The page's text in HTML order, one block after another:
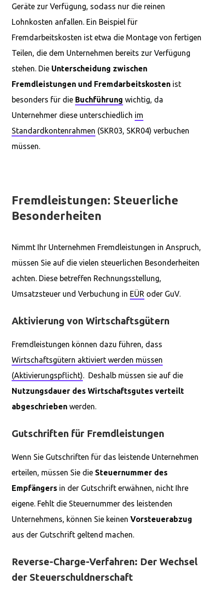
Geräte zur Verfügung, sodass nur die reinen
Lohnkosten anfallen. Ein Beispiel für
Fremdarbeitskosten ist etwa die Montage von fertigen
Teilen, die dem Unternehmen bereits zur Verfügung
stehen. Die Unterscheidung zwischen
Fremdleistungen und Fremdarbeitskosten ist
besonders für die Buchführung wichtig, da
Unternehmer diese unterschiedlich im
Standardkontenrahmen (SKR03, SKR04) verbuchen
müssen.
Fremdleistungen: Steuerliche
Besonderheiten
Nimmt Ihr Unternehmen Fremdleistungen in Anspruch,
müssen Sie auf die vielen steuerlichen Besonderheiten
achten. Diese betreffen Rechnungsstellung,
Umsatzsteuer und Verbuchung in EÜR oder GuV.
Aktivierung von Wirtschaftsgütern
Fremdleistungen können dazu führen, dass
Wirtschaftsgütern aktiviert werden müssen
(Aktivierungspflicht). Deshalb müssen sie auf die
Nutzungsdauer des Wirtschaftsgutes verteilt
abgeschrieben werden.
Gutschriften für Fremdleistungen
Wenn Sie Gutschriften für das leistende Unternehmen
erteilen, müssen Sie die Steuernummer des
Empfängers in der Gutschrift erwähnen, nicht Ihre
eigene. Fehlt die Steuernummer des leistenden
Unternehmens, können Sie keinen Vorsteuerabzug
aus der Gutschrift geltend machen.
Reverse-Charge-Verfahren: Der Wechsel
der Steuerschuldnerschaft